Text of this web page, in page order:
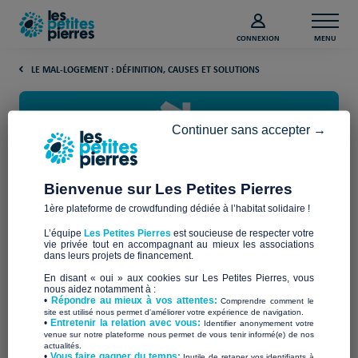
CONNEXION MENU
LE MAL-LOGEMENT : DÉFINITION, CAUSES ET SOLUTIONS
Qu’est-ce qu’un logement
d’urgence ?
Un logement d’urgence est un dispositif mis en place pour
répondre aux besoins des personnes en grande
précaritéet en situation de détresse.
Bienvenue sur Les Petites Pierres
1ère plateforme de crowdfunding dédiée à l’habitat solidaire !
L’équipe Les Petites Pierres est soucieuse de respecter votre
vie privée tout en accompagnant au mieux les associations
dans leurs projets de financement.
En disant « oui » aux cookies sur Les Petites Pierres, vous
nous aidez notamment à :
• Répondre au mieux à vos attentes:Comprendre comment le
site est utilisé nous permet d'améliorer votre expérience de navigation.
•Entretenir la relation avec vous: Identifier anonymement votre
venue sur notre plateforme nous permet de vous tenir informé(e) de nos
actualités.
Continuer sans accepter →